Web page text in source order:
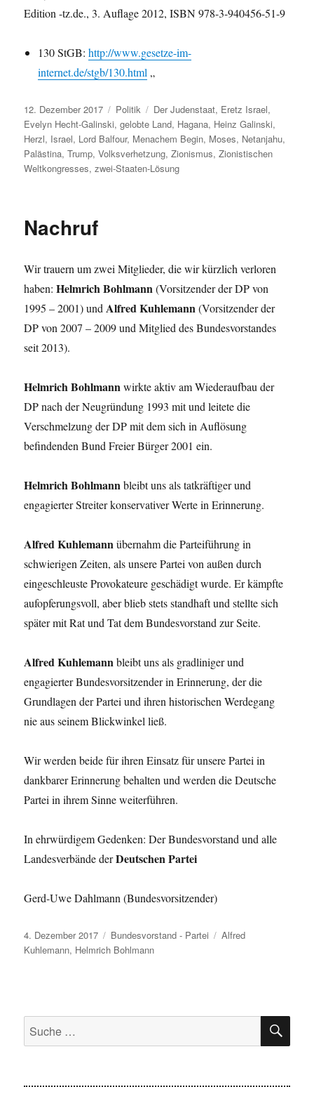
Edition -tz.de., 3. Auflage 2012, ISBN 978-3-940456-51-9
130 StGB:http://www.gesetze-im-
internet.de/stgb/130.html „
Veröffentlicht
am
12. Dezember 2017 Kategorien
Politik Schlagwörter
Der Judenstaat, Eretz Israel,
Evelyn Hecht-Galinski,gelobte Land, Hagana, Heinz Galinski,
Herzl, Israel, Lord Balfour, Menachem Begin, Moses, Netanjahu,
Palästina,Trump,Volksverhetzung,Zionismus,Zionistischen
Weltkongresses,zwei-Staaten-Lösung
Nachruf
Wir trauern um zwei Mitglieder, die wir kürzlich verloren
haben:Helmrich Bohlmann(Vorsitzender der DP von
1995 – 2001) und Alfred Kuhlemann(Vorsitzender der
DP von 2007 – 2009 und Mitglied des Bundesvorstandes
seit 2013).
Helmrich Bohlmannwirkte aktiv am Wiederaufbau der
DP nach der Neugründung 1993 mit und leitete die
Verschmelzung der DP mit dem sich in Auflösung
befindenden Bund Freier Bürger 2001 ein.
Helmrich Bohlmannbleibt uns als tatkräftiger und
engagierter Streiter konservativer Werte in Erinnerung.
Alfred Kuhlemannübernahm die Parteiführung in
schwierigen Zeiten, als unsere Partei von außen durch
eingeschleuste Provokateure geschädigt wurde. Er kämpfte
aufopferungsvoll, aber blieb stets standhaft und stellte sich
später mit Rat und Tat dem Bundesvorstand zur Seite.
Alfred Kuhlemannbleibt uns als gradliniger und
engagierter Bundesvorsitzender in Erinnerung, der die
Grundlagen der Partei und ihren historischen Werdegang
nie aus seinem Blickwinkel ließ.
Wir werden beide für ihren Einsatz für unsere Partei in
dankbarer Erinnerung behalten und werden die Deutsche
Partei in ihrem Sinne weiterführen.
In ehrwürdigem Gedenken: Der Bundesvorstand und alle
Landesverbände derDeutschen Partei
Gerd-Uwe Dahlmann (Bundesvorsitzender)
Veröffentlicht
am
4. Dezember 2017 Kategorien
Bundesvorstand - Partei Schlagwörter
Alfred
Kuhlemann, Helmrich Bohlmann
Suche
nach: